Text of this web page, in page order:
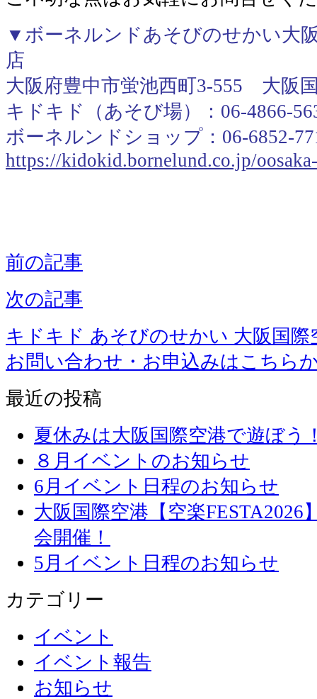
▼ボーネルンドあそびのせかい大
店
大阪府豊中市蛍池西町3-555 大阪
キドキド（あそび場）：06-4866-
ボーネルンドショップ：06-6852-
https://kidokid.bornelund.co.jp/
前の記事
次の記事
キドキド あそびのせかい 大阪国際
お問い合わせ・お申込みはこちら
最近の投稿
夏休みは大阪国際空港で遊ぼう
８月イベントのお知らせ
6月イベント日程のお知らせ
大阪国際空港【空楽
会開催！
5月イベント日程のお知らせ
カテゴリー
イベント
イベント報告
お知らせ